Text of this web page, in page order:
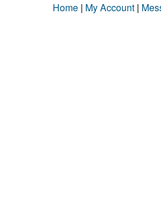
Home | My Account |